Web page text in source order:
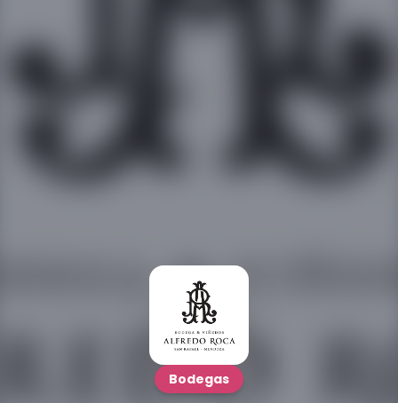
Bodegas